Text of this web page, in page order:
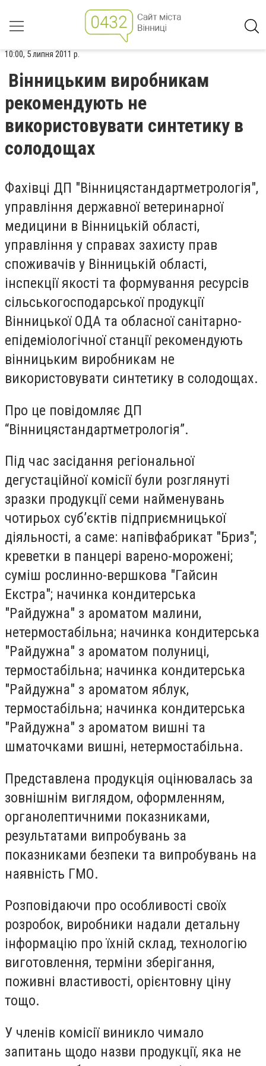
10:00, 5 липня 2011 р.
Вінницьким виробникам
рекомендують не
використовувати синтетику в
солодощах
Фахівці ДП "Вінницястандартметрологія",
управління державної ветеринарної
медицини в Вінницькій області,
управління у справах захисту прав
споживачів у Вінницькій області,
інспекції якості та формування ресурсів
сільськогосподарської продукції
Вінницької ОДА та обласної санітарно-
епідеміологічної станції рекомендують
вінницьким виробникам не
використовувати синтетику в солодощах.
Про це повідомляє ДП
“Вінницястандартметрологія”.
Під час засідання регiональної
дегустацiйної комiciї були розглянутi
зразки продукції семи найменувань
чотирьох суб’єктів підприємницької
діяльності, а саме: напівфабрикат "Бриз";
креветки в панцері варено-морожені;
суміш рослинно-вершкова "Гайсин
Екстра"; начинка кондитерська
"Райдужна" з ароматом малини,
нетермостабільна; начинка кондитерська
"Райдужна" з ароматом полуниці,
термостабільна; начинка кондитерська
"Райдужна" з ароматом яблук,
термостабільна; начинка кондитерська
"Райдужна" з ароматом вишні та
шматочками вишні, нетермостабільна.
Представлена продукція оцінювалась за
зовнішнім виглядом, оформленням,
органолептичними показниками,
результатами випробувань за
показниками безпеки та випробувань на
наявність ГМО.
Розповідаючи про особливості своїх
розробок, виробники надали детальну
інформацію про їхній склад, технологію
виготовлення, терміни зберігання,
поживні властивості, орієнтовну ціну
тощо.
У членів комісії виникло чимало
запитань щодо назви продукції, яка не